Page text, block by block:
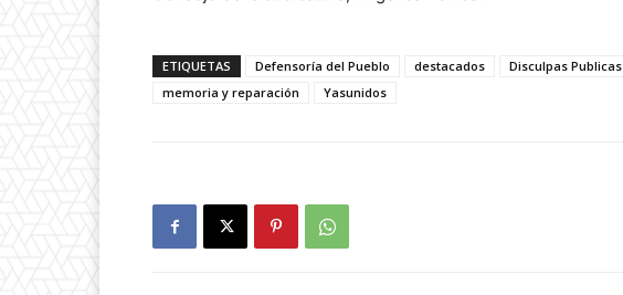
ETIQUETAS Defensoría del Pueblo destacados Disculpas Publicas
memoria y reparación
Yasunidos